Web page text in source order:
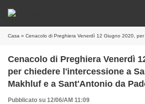
Casa » Cenacolo di Preghiera Venerdì 12 Giugno 2020, per chiedere l'intercessione a San Charbel Makhluf e a
Cenacolo di Preghiera Venerdì
per chiedere l'intercessione a
Makhluf e a Sant'Antonio da
salute della piccola Vittoria
Pubblicato su 12/06/AM 11:09